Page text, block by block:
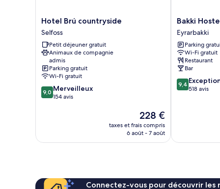
Hotel
Brú
countryside
Selfoss
Hotel Brú countryside
Selfoss
Petit déjeuner gratuit
Animaux de compagnie
admis
Parking gratuit
Wi-Fi gratuit
9.0
sur
9,0 Merveilleux
154 avis
Le
nouveau
prix
228 €
taxes et frais compris
6 août - 7 août
Bakki
Hostel
and
Apartments
Eyrarbakki
Bakki
Eyrarbakki
Parking
Wi-Fi gratuit
Restaurant
Bar
9.4
sur
9,4
518 avis
Connectez-vous pour découvrir